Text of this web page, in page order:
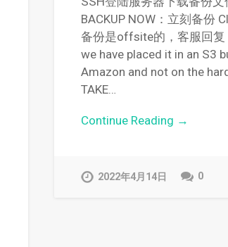
BACKUP NOW：立刻备份
备份是offsite的，客服回复
we have placed it in an S3
Amazon and not on the
TAKE…
Continue Reading →
2022年4月14日 0